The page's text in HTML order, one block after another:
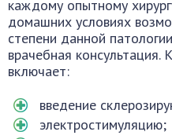
каждому опытному
домашних условиях
степени данной
врачебная консультация.
включает:
введение
электростимуляцию;